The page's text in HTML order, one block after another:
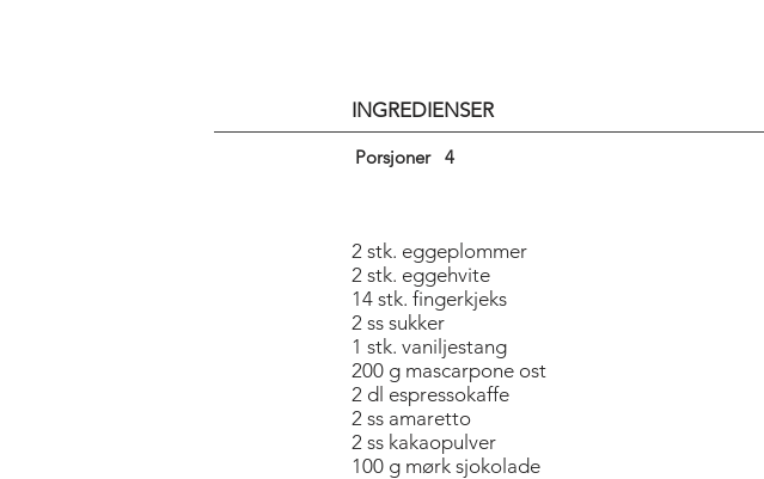
INGREDIENSER
Porsjoner 4
2 stk. eggeplommer
2 stk. eggehvite
14 stk. fingerkjeks
2 ss sukker
1 stk. vaniljestang
200 g mascarpone ost
2 dl espressokaffe
2 ss amaretto
2 ss kakaopulver
100 g mørk sjokolade